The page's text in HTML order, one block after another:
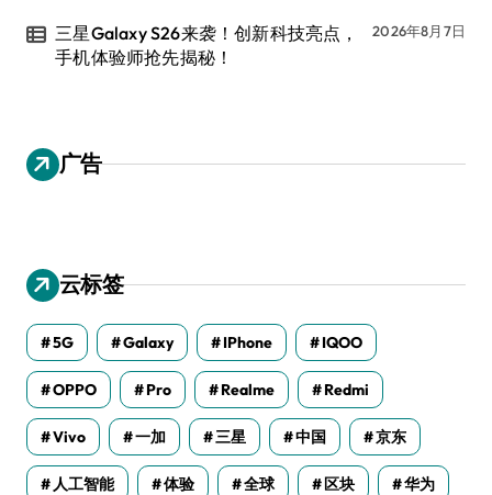
三星Galaxy S26来袭！创新科技亮点，
手机体验师抢先揭秘！
2026年8月7日
广告
云标签
5G Galaxy IPhone IQOO
OPPO Pro Realme Redmi
Vivo 一加 三星 中国 京东
人工智能 体验 全球 区块 华为